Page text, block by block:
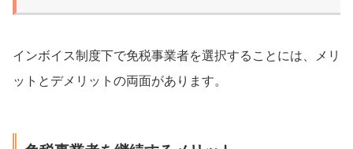
インボイス制度下で免税事業者を選択することには、メリ
ットとデメリットの両面があります。